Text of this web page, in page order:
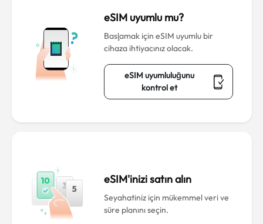
eSIM uyumlu mu?
Başlamak için eSIM uyumlu bir
cihaza ihtiyacınız olacak.
eSIM uyumluluğunu
kontrol et
eSIM'inizi satın alın
Seyahatiniz için mükemmel veri ve
süre planını seçin.